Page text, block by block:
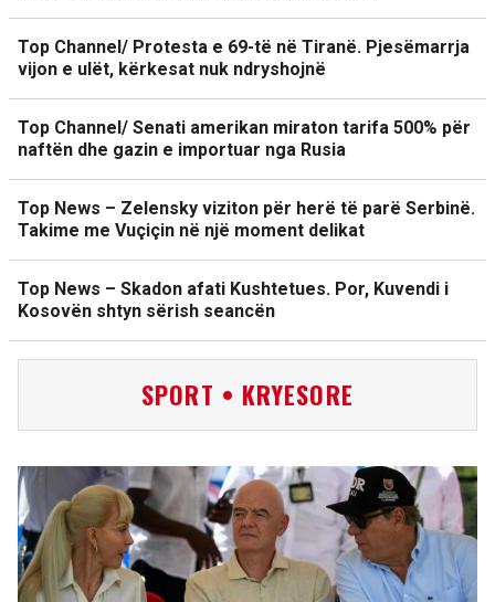
Top Channel/ Protesta e 69-të në Tiranë. Pjesëmarrja
vijon e ulët, kërkesat nuk ndryshojnë
Top Channel/ Senati amerikan miraton tarifa 500% për
naftën dhe gazin e importuar nga Rusia
Top News – Zelensky viziton për herë të parë Serbinë.
Takime me Vuçiçin në një moment delikat
Top News – Skadon afati Kushtetues. Por, Kuvendi i
Kosovën shtyn sërish seancën
SPORT • KRYESORE